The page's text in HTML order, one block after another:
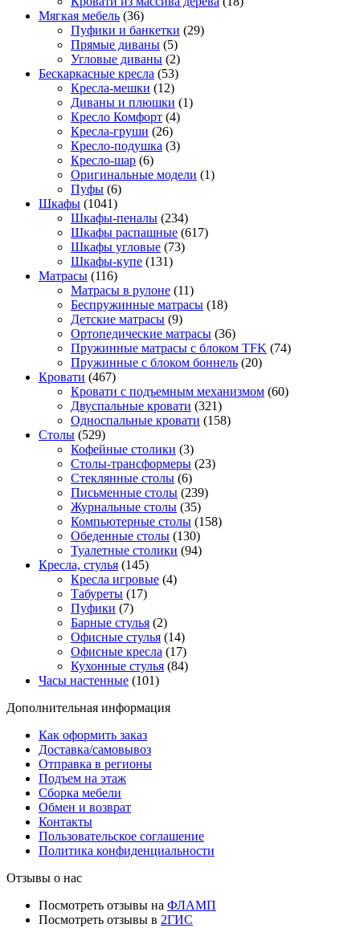
Мягкая мебель (36)
Пуфики и банкетки (29)
Прямые диваны (5)
Угловые диваны (2)
Бескаркасные кресла (53)
Кресла-мешки (12)
Диваны и плюшки (1)
Кресло Комфорт (4)
Кресла-груши (26)
Кресло-подушка (3)
Кресло-шар (6)
Оригинальные модели (1)
Пуфы (6)
Шкафы (1041)
Шкафы-пеналы (234)
Шкафы распашные (617)
Шкафы угловые (73)
Шкафы-купе (131)
Матрасы (116)
Матрасы в рулоне (11)
Беспружинные матрасы (18)
Детские матрасы (9)
Ортопедические матрасы (36)
Пружинные матрасы с блоком TFK (74)
Пружинные с блоком боннель (20)
Кровати (467)
Кровати с подъемным механизмом (60)
Двуспальные кровати (321)
Односпальные кровати (158)
Столы (529)
Кофейные столики (3)
Столы-трансформеры (23)
Стеклянные столы (6)
Письменные столы (239)
Журнальные столы (35)
Компьютерные столы (158)
Обеденные столы (130)
Туалетные столики (94)
Кресла, стулья (145)
Кресла игровые (4)
Табуреты (17)
Пуфики (7)
Барные стулья (2)
Офисные стулья (14)
Офисные кресла (17)
Кухонные стулья (84)
Часы настенные (101)
Дополнительная информация
Как оформить заказ
Доставка/самовывоз
Отправка в регионы
Подъем на этаж
Сборка мебели
Обмен и возврат
Контакты
Пользовательское соглашение
Политика конфиденциальности
Отзывы о нас
Посмотреть отзывы на ФЛАМП
Посмотреть отзывы в 2ГИС